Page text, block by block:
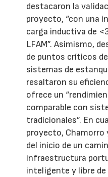
destacaron la
proyecto, “con una
carga inductiva de
LFAM”. Asimismo,
de puntos críticos
sistemas de
resaltaron su
ofrece un
comparable con
tradicionales”. En
proyecto, Chamorro
del inicio de un
infraestructura
inteligente y libre de